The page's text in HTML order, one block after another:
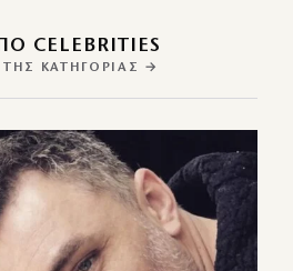
CELEBRITIES
ΚΑΤΗΓΟΡΊΑΣ →